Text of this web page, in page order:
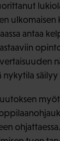
ulkomaisen
antaa
säilyy